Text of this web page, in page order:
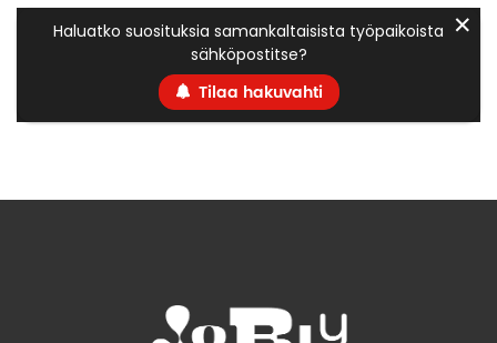
Haluatko suosituksia samankaltaisista työpaikoista
sähköpostitse?
Tilaa hakuvahti
✕